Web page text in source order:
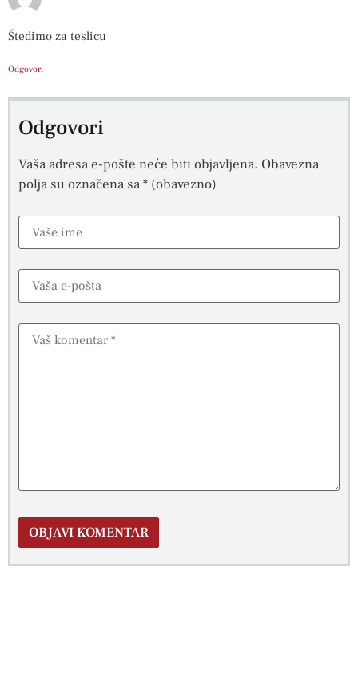
Štedimo za teslicu
Odgovori
Odgovori
Vaša adresa e-pošte neće biti objavljena. Obavezna
polja su označena sa* (obavezno)